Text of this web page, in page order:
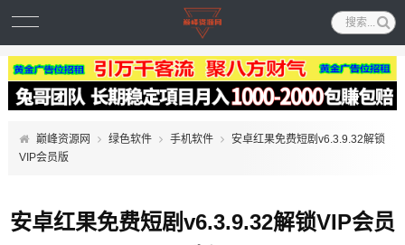
巅峰资源网 绿色软件 手机软件
安卓红果免费短剧v6.3.9.32解锁
VIP会员版
安卓红果免费短剧v6.3.9.32解锁VIP会员